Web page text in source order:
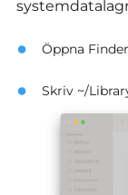
Öppna
Skriv ~/